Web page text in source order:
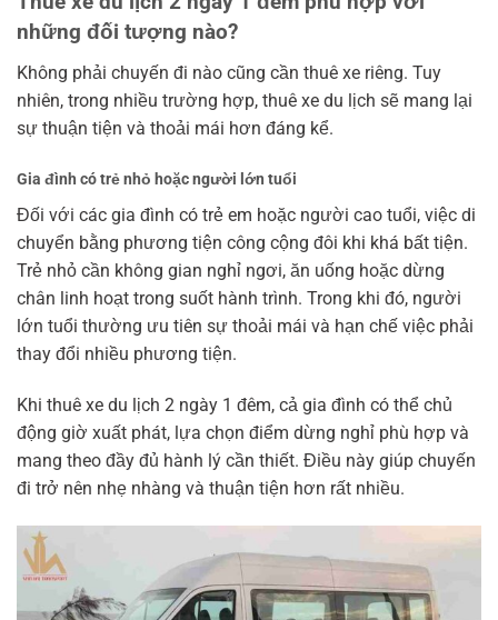
những đối tượng nào?
Không phải chuyến đi nào cũng cần thuê xe riêng. Tuy
nhiên, trong nhiều trường hợp, thuê xe du lịch sẽ mang lại
sự thuận tiện và thoải mái hơn đáng kể.
Gia đình có trẻ nhỏ hoặc người lớn tuổi
Đối với các gia đình có trẻ em hoặc người cao tuổi, việc di
chuyển bằng phương tiện công cộng đôi khi khá bất tiện.
Trẻ nhỏ cần không gian nghỉ ngơi, ăn uống hoặc dừng
chân linh hoạt trong suốt hành trình. Trong khi đó, người
lớn tuổi thường ưu tiên sự thoải mái và hạn chế việc phải
thay đổi nhiều phương tiện.
Khi thuê xe du lịch 2 ngày 1 đêm, cả gia đình có thể chủ
động giờ xuất phát, lựa chọn điểm dừng nghỉ phù hợp và
mang theo đầy đủ hành lý cần thiết. Điều này giúp chuyến
đi trở nên nhẹ nhàng và thuận tiện hơn rất nhiều.